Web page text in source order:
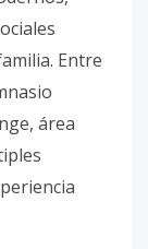
Entre
área